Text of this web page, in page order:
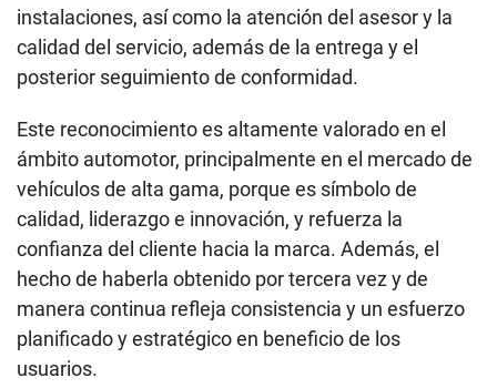
instalaciones, así como la atención del asesor y la
calidad del servicio, además de la entrega y el
posterior seguimiento de conformidad.
Este reconocimiento es altamente valorado en el
ámbito automotor, principalmente en el mercado de
vehículos de alta gama, porque es símbolo de
calidad, liderazgo e innovación, y refuerza la
confianza del cliente hacia la marca. Además, el
hecho de haberla obtenido por tercera vez y de
manera continua refleja consistencia y un esfuerzo
planificado y estratégico en beneficio de los
usuarios.